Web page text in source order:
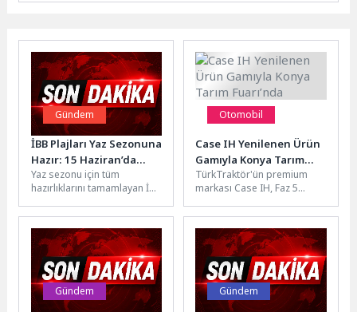
Gündem
İBB Plajları Yaz Sezonuna
Hazır: 15 Haziran’da
Açılıyor
Yaz sezonu için tüm
hazırlıklarını tamamlayan İBB
kapılarını açıyor. İBB, bu...
Otomobil
Case IH Yenilenen Ürün
Gamıyla Konya Tarım
Fuarı’nda
TürkTraktör'ün premium
markası Case IH, Faz 5
son teknoloji traktörleri,
tarımsal ekipmanları...
Gündem Gündem